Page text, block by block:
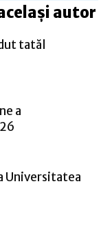
autor
tatăl
a
Universitatea